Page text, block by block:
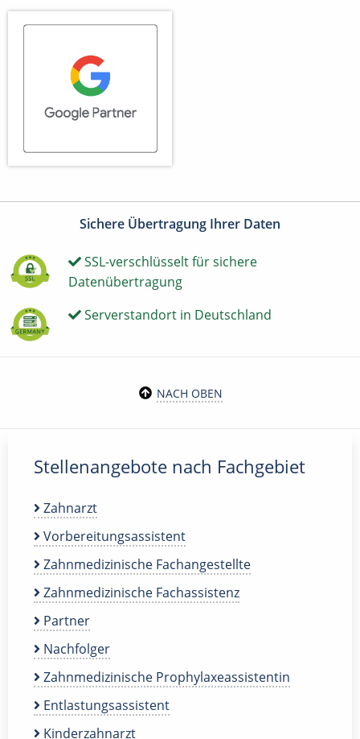
Sichere Übertragung Ihrer Daten
SSL-verschlüsselt für sichere
Datenübertragung
Serverstandort in Deutschland
NACH OBEN
Stellenangebote nach Fachgebiet
Zahnarzt
Vorbereitungsassistent
Zahnmedizinische Fachangestellte
Zahnmedizinische Fachassistenz
Partner
Nachfolger
Zahnmedizinische Prophylaxeassistentin
Entlastungsassistent
Kinderzahnarzt